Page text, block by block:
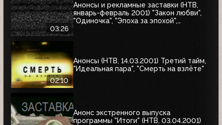
03:26
Анонсы и рекламные заставки (НТВ,
январь-февраль 2001) "Закон любви",
"Одиночка", "Эпоха за эпохой",
02:10
Анонсы (НТВ, 14.03.2001) Третий тайм,
"Идеальная пара", "Смерть на взлёте"
Анонс экстренного выпуска
программы "Итоги" (НТВ, 03.04.2001)